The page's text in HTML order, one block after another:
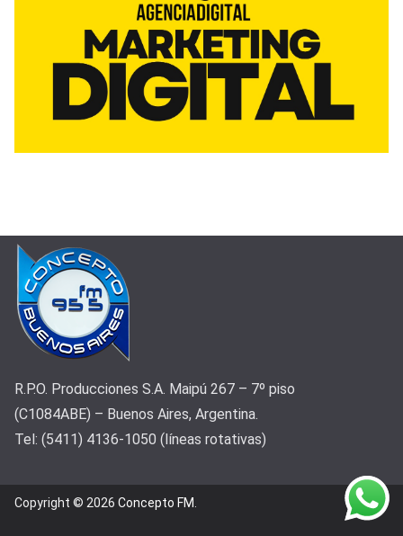
R.P.O. Producciones S.A. Maipú 267 – 7º piso
(C1084ABE) – Buenos Aires, Argentina.
Tel: (5411) 4136-1050 (líneas rotativas)
Copyright © 2026 Concepto FM